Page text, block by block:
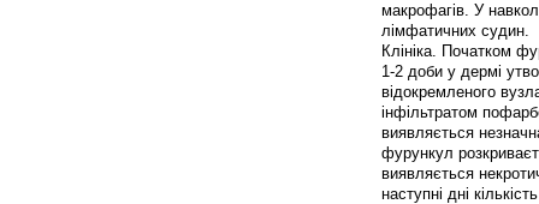
макрофагів. У
лімфатичних судин.
Клініка. Початком
1-2 доби у дермі
відокремленого
інфільтратом
виявляється
фурункул
виявляється
наступні дні